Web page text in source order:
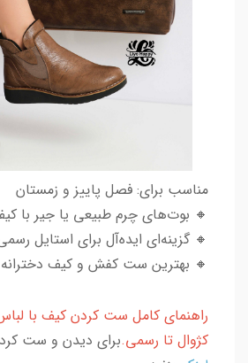
مناسب برای: فصل پاییز و زمستان
🔸 بوت‌های چرم طبیعی یا جیر با
🔸 گزینه‌ای ایده‌آل برای استایل
🔸 بهترین ست کفش و کیف
راهنمای کامل ست کردن کیف با
کژوال تا رسمی.برای دیدن و ست